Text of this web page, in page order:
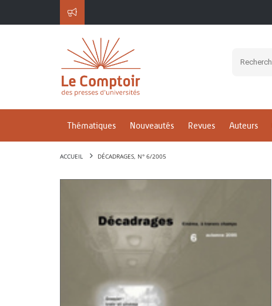
Thématiques Nouveautés Revues Auteurs
ACCUEIL DÉCADRAGES, N° 6/2005